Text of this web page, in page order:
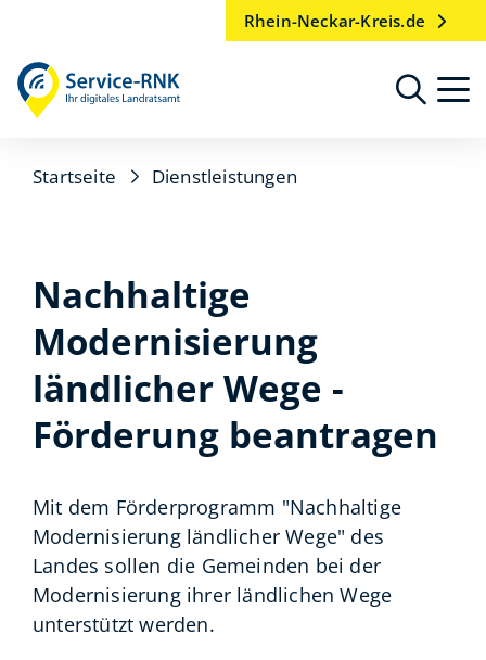
Rhein-Neckar-Kreis.de
Startseite Dienstleistungen
Nachhaltige
Modernisierung
ländlicher Wege -
Förderung beantragen
Mit dem Förderprogramm "Nachhaltige
Modernisierung ländlicher Wege" des
Landes sollen die Gemeinden bei der
Modernisierung ihrer ländlichen Wege
unterstützt werden.